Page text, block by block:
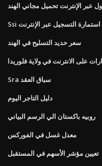
عبر الإنترنت تحميل مجاني الهند
Ssi استمارة التسجيل عبر الإنترنت
سعر حديد التسليح في الهند
على الانترنت في ولاية فلوريدا
Sra سباق العقد
دليل التاجر اليوم
روبيه باكستان الي الرسم البياني
معدل غسل في الفوركس
تعيين مؤشر الأسهم في المستقبل